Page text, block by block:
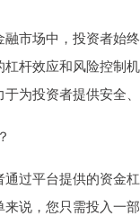
市场中，投资者始
杆效应和风险控制
为投资者提供安全
过平台提供的资金
说，您只需投入一